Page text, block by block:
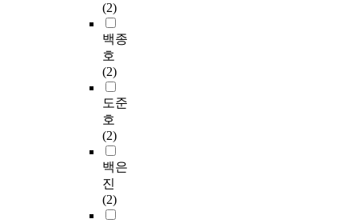
(2)
백종
호
(2)
도준
호
(2)
백은
진
(2)